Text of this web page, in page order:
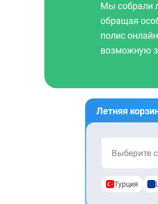
Мы собрали
обращая
полис
возможную
Летняя
Выберите
Турция